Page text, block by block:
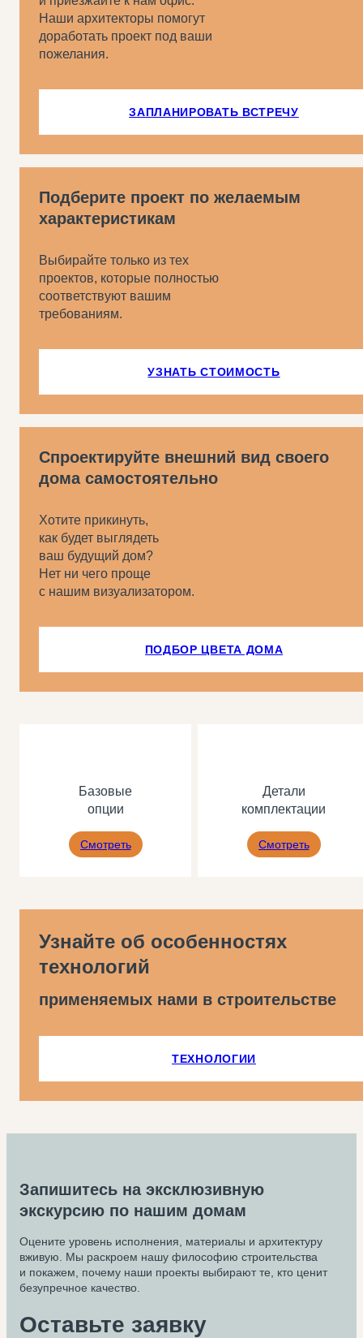
Наши архитекторы помогут
доработать проект под ваши
пожелания.
ЗАПЛАНИРОВАТЬ ВСТРЕЧУ
Подберите проект по желаемым
характеристикам
Выбирайте только из тех
проектов, которые полностью
соответствуют вашим
требованиям.
УЗНАТЬ СТОИМОСТЬ
Спроектируйте внешний вид своего
дома самостоятельно
Хотите прикинуть,
как будет выглядеть
ваш будущий дом?
Нет ни чего проще
с нашим визуализатором.
ПОДБОР ЦВЕТА ДОМА
Базовые
опции
Смотреть
Детали
комплектации
Смотреть
Узнайте об особенностях
технологий
применяемых нами в строительстве
ТЕХНОЛОГИИ
Оставьте заявку
Запишитесь на эксклюзивную
экскурсию по нашим домам
Оцените уровень исполнения, материалы и архитектуру
вживую. Мы раскроем нашу философию строительства
и покажем, почему наши проекты выбирают те, кто ценит
безупречное качество.